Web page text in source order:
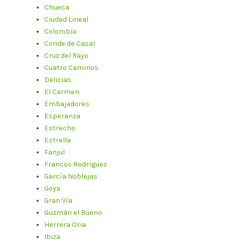
Chueca
Ciudad Lineal
Colombia
Conde de Casal
Cruz del Rayo
Cuatro Caminos
Delicias
El Carmen
Embajadores
Esperanza
Estrecho
Estrella
Fanjul
Francos Rodríguez
García Noblejas
Goya
Gran Vía
Guzmán el Bueno
Herrera Oria
Ibiza